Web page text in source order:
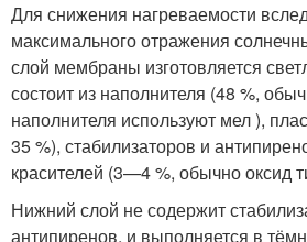
Для снижения нагреваемости
максимального отражения
слой мембраны изготовляется
состоит из наполнителя (48 %,
наполнителя используют мел ),
35 %), стабилизаторов и
красителей (3—4 %, обычно оксид
Нижний слой не содержит
антипиренов, и выполняется в